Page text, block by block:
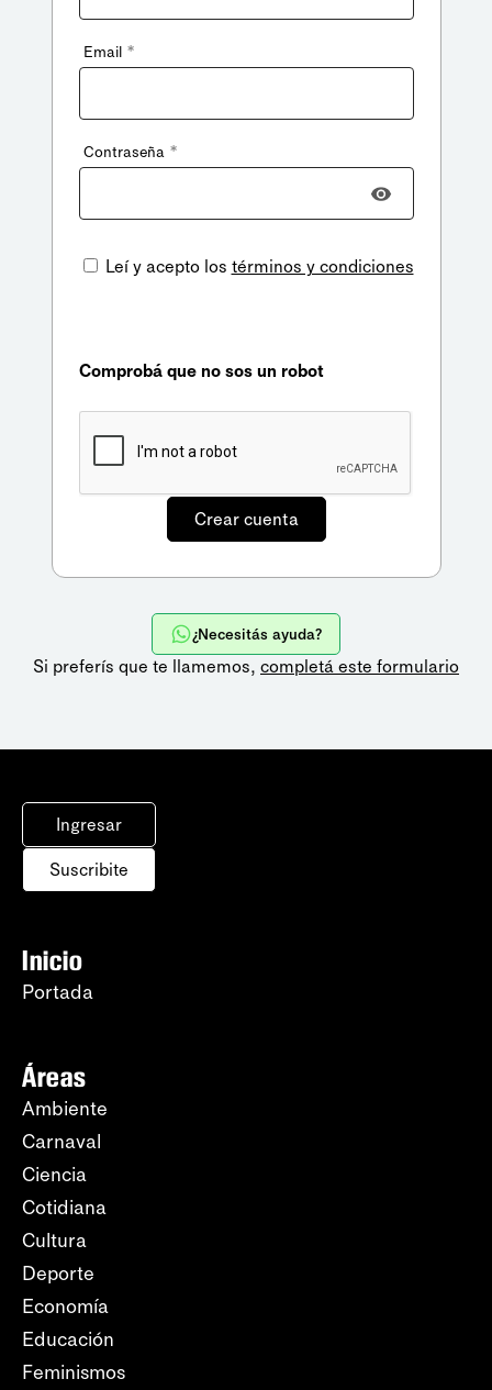
Email *
Contraseña *
Leí y acepto los términos y condiciones
Comprobá que no sos un robot
¿Necesitás ayuda?
Si preferís que te llamemos, completá este formulario
Ingresar
Suscribite
Inicio
Portada
Áreas
Ambiente
Carnaval
Ciencia
Cotidiana
Cultura
Deporte
Economía
Educación
Feminismos